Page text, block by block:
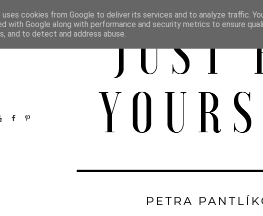
uses cookies from Google to deliver its services and to analyze traffic.
with Google along with performance and security metrics to ensure
and to detect and address abuse.